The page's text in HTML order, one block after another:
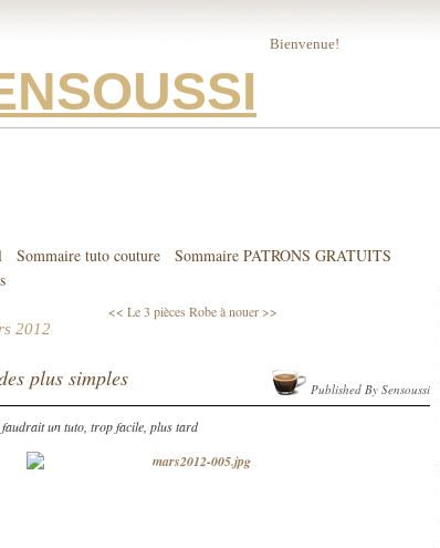
Bienvenue!
Sommaire tuto couture
Sommaire PATRONS GRATUITS
<< Le 3 pièces Robe à nouer >>
2012
plus simples
un tuto, trop facile, plus tard
Published By Sensoussi